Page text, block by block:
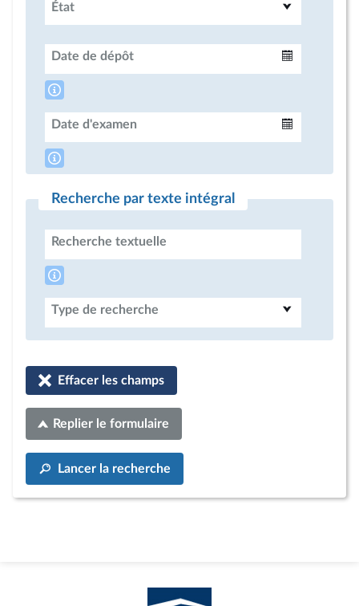
État
Date de dépôt
Date d'examen
Recherche par texte intégral
Recherche textuelle
Type de recherche
Effacer les champs
Replier le formulaire
Lancer la recherche